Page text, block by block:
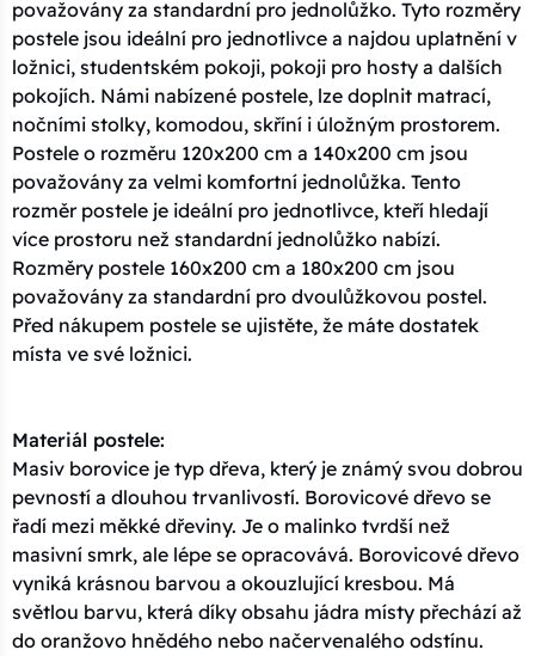
považovány za standardní pro jednolůžko. Tyto rozměry
postele jsou ideální pro jednotlivce a najdou uplatnění v
ložnici, studentském pokoji, pokoji pro hosty a dalších
pokojích. Námi nabízené postele, lze doplnit matrací,
nočními stolky, komodou, skříní i úložným prostorem.
Postele o rozměru 120x200 cm a 140x200 cm jsou
považovány za velmi komfortní jednolůžka. Tento
rozměr postele je ideální pro jednotlivce, kteří hledají
více prostoru než standardní jednolůžko nabízí.
Rozměry postele 160x200 cm a 180x200 cm jsou
považovány za standardní pro dvoulůžkovou postel.
Před nákupem postele se ujistěte, že máte dostatek
místa ve své ložnici.
Materiál postele:
Masiv borovice je typ dřeva, který je známý svou dobrou
pevností a dlouhou trvanlivostí. Borovicové dřevo se
řadí mezi měkké dřeviny. Je o malinko tvrdší než
masivní smrk, ale lépe se opracovává. Borovicové dřevo
vyniká krásnou barvou a okouzlující kresbou. Má
světlou barvu, která díky obsahu jádra místy přechází až
do oranžovo hnědého nebo načervenalého odstínu.